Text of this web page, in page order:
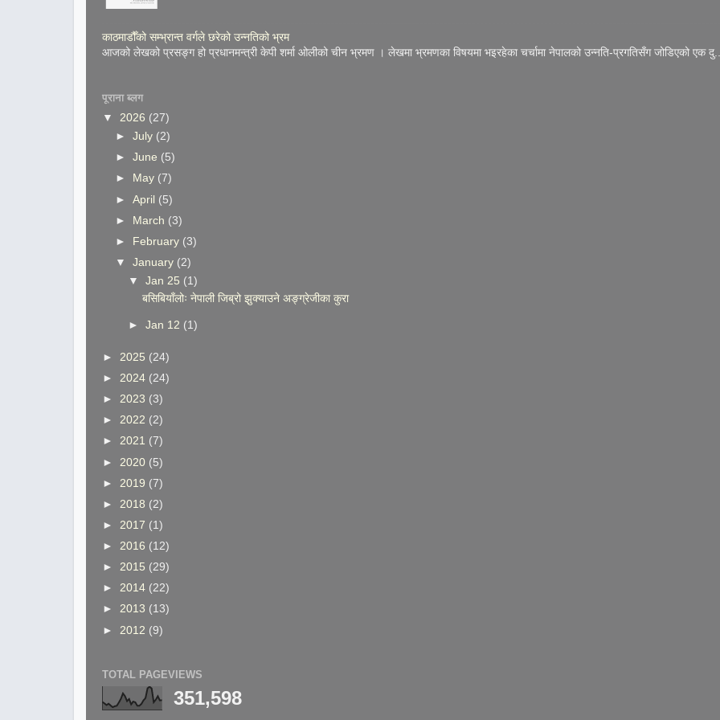
काठमाडौँको सम्भ्रान्त वर्गले छरेको उन्नतिको भ्रम
आजको लेखको प्रसङ्ग हो प्रधानमन्त्री केपी शर्मा ओलीको चीन भ्रमण । लेखमा भ्रमणका विषयमा भइरहेका चर्चामा नेपालको उन्नति-प्रगतिसँग जोडिएको एक
पूराना ब्लग
▼ 2026 (27)
►July (2)
►June (5)
►
May (7)
►April (5)
► March (3)
►
February (3)
▼January (2)
▼Jan 25 (1)
बसिबियाँलोः नेपाली जिब्रो झुक्याउने अङ्ग्रेजीका कुरा
►Jan 12 (1)
► 2025 (24)
► 2024 (24)
► 2023 (3)
► 2022 (2)
► 2021 (7)
► 2020 (5)
► 2019 (7)
► 2018 (2)
► 2017 (1)
► 2016 (12)
► 2015 (29)
► 2014 (22)
► 2013 (13)
► 2012 (9)
TOTAL PAGEVIEWS
351,598